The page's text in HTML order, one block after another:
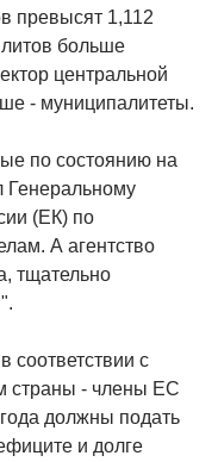
превысят 1,112
больше
центральной
- муниципалитеты.
по состоянию на
Генеральному
(ЕК) по
А агентство
тщательно
соответствии с
страны - члены ЕС
должны подать
и долге